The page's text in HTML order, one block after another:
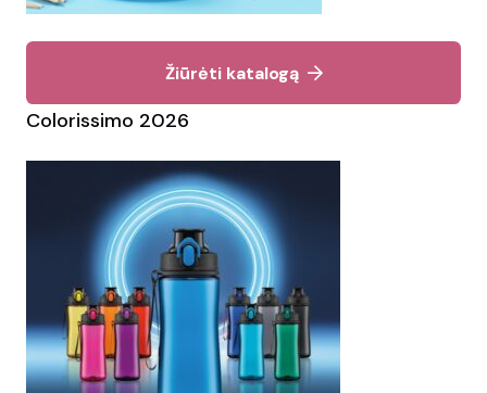
Žiūrėti katalogą
Colorissimo 2026